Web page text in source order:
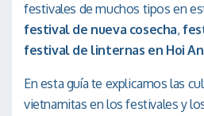
festivales de muchos tipos en
festival de nueva cosecha,
festival de linternas en Hoi An
En esta guía te explicamos las
vietnamitas en los festivales y